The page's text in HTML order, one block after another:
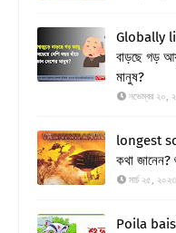
Globally
বাড়ছে গড়
মানুষ?
নভেম্বর ২০,
longest
কথা জানেন?
মার্চ ২৫, ২০২৩
Poila